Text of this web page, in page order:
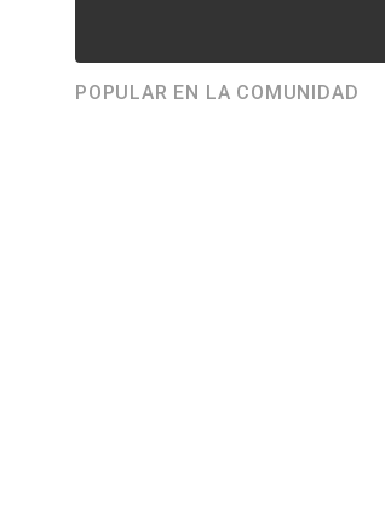
POPULAR EN LA COMUNIDAD